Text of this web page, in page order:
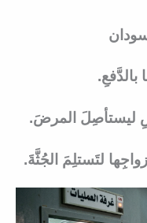
بالدَّفعِ.
ليستأصِلَ المرضَ.
لتَستلِمَ الجُثَّةَ.